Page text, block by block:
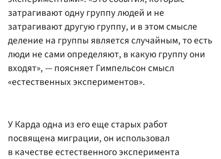
затрагивают одну группу людей и не
затрагивают другую группу, и в этом смысле
деление на группы является случайным, то есть
люди не сами определяют, в какую группу они
входят», — поясняет Гимпельсон смысл
«естественных экспериментов».
У Карда одна из его еще старых работ
посвящена миграции, он использовал
в качестве естественного эксперимента